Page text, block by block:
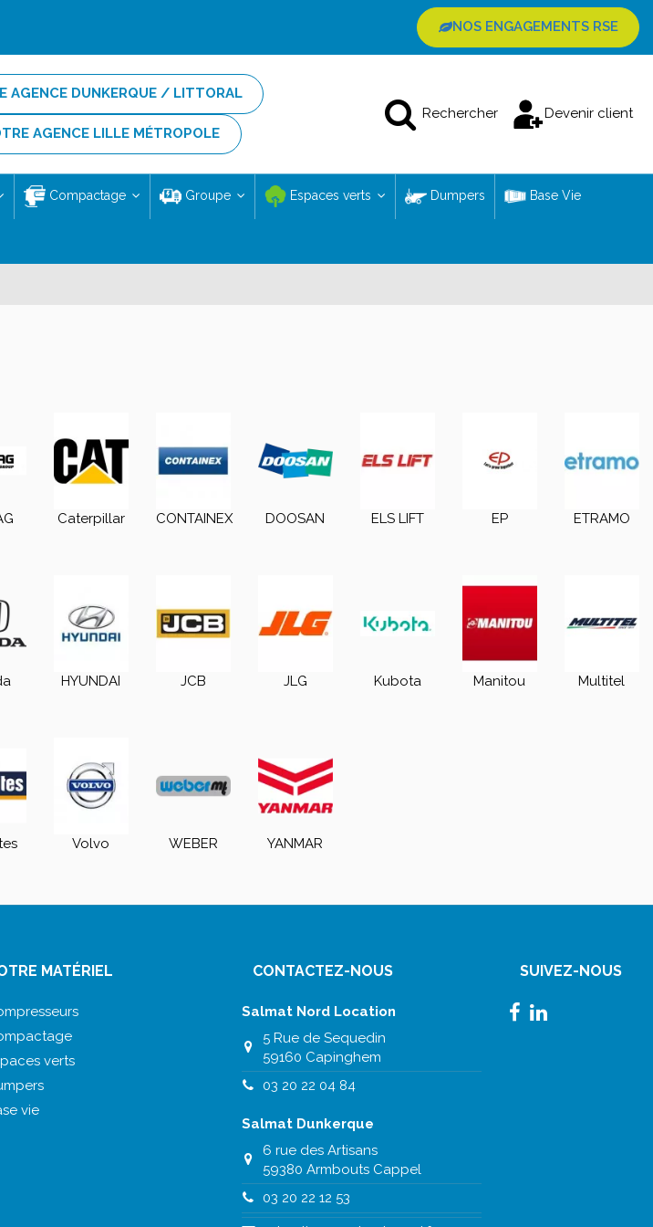
NOS ENGAGEMENTS RSE
AGENCE DUNKERQUE / LITTORAL
AGENCE LILLE MÉTROPOLE
Rechercher Devenir client
Compactage Groupe Espaces verts Dumpers Base Vie
Caterpillar CONTAINEX DOOSAN ELS LIFT EP ETRAMO
HYUNDAI JCB JLG Kubota Manitou Multitel
Volvo WEBER YANMAR
MATÉRIEL
verts
vie
CONTACTEZ-NOUS
Salmat Nord Location
5 Rue de Sequedin
59160 Capinghem
03 20 22 04 84
Salmat Dunkerque
6 rue des Artisans
59380 Armbouts Cappel
03 20 22 12 53
SUIVEZ-NOUS